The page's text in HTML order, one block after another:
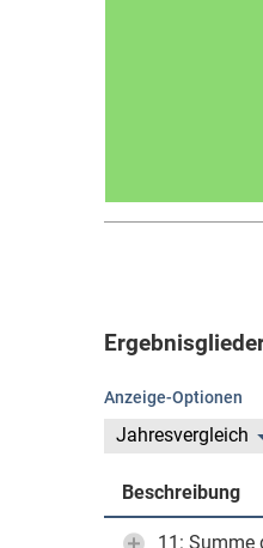
Anzeige-Optionen
Jahresvergleich
Beschreibung
11: Summe